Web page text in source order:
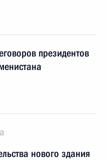
президентов
нового здания